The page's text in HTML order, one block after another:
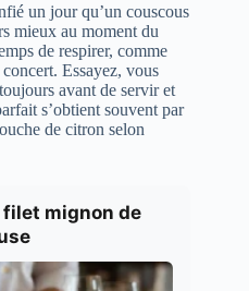
un jour qu’un couscous
mieux au moment du
de respirer, comme
Essayez, vous
avant de servir et
s’obtient souvent par
de citron selon
mignon de